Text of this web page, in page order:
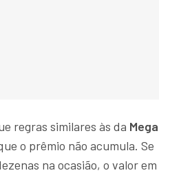
regras similares às da Mega
o prêmio não acumula. Se
na ocasião, o valor em